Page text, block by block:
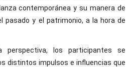
contemporánea y su manera de
pasado y el patrimonio, a la hora de
perspectiva, los participantes se
distintos impulsos e influencias que